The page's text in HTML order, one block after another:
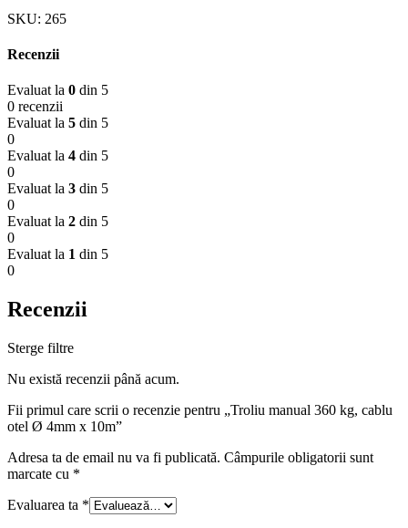
SKU: 265
Recenzii
Evaluat la 0 din 5
0 recenzii
Evaluat la 5 din 5
0
Evaluat la 4 din 5
0
Evaluat la 3 din 5
0
Evaluat la 2 din 5
0
Evaluat la 1 din 5
0
Recenzii
Sterge filtre
Nu există recenzii până acum.
Fii primul care scrii o recenzie pentru „Troliu manual 360 kg, cablu
otel Ø 4mm x 10m”
Adresa ta de email nu va fi publicată. Câmpurile obligatorii sunt
marcate cu *
Evaluarea ta *